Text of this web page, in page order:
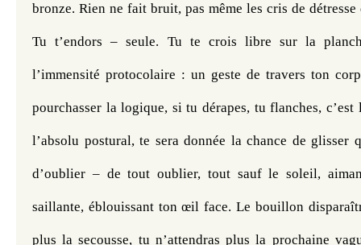
bronze. Rien ne fait bruit, pas même les cris de
Tu t’endors – seule. Tu te crois libre sur la
l’immensité protocolaire : un geste de travers ton
pourchasser la logique, si tu dérapes, tu flanches,
l’absolu postural, te sera donnée la chance de glisser
d’oublier – de tout oublier, tout sauf le soleil,
saillante, éblouissant ton œil face. Le bouillon
plus la secousse, tu n’attendras plus la prochaine